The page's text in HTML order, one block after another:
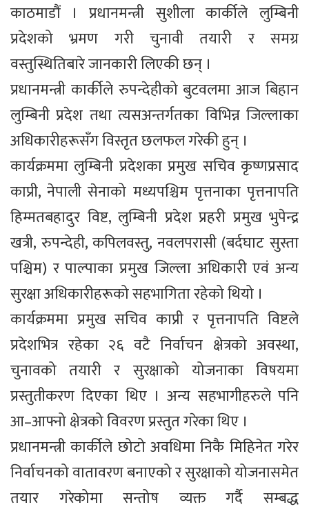
काठमाडौं । प्रधानमन्त्री सुशीला कार्कीले लुम्बिनी
प्रदेशको भ्रमण गरी चुनावी तयारी र समग्र
वस्तुस्थितिबारे जानकारी लिएकी छन् ।
प्रधानमन्त्री कार्कीले रुपन्देहीको बुटवलमा आज बिहान
लुम्बिनी प्रदेश तथा त्यसअन्तर्गतका विभिन्न जिल्लाका
अधिकारीहरूसँग विस्तृत छलफल गरेकी हुन् ।
कार्यक्रममा लुम्बिनी प्रदेशका प्रमुख सचिव कृष्णप्रसाद
काप्री, नेपाली सेनाको मध्यपश्चिम पृत्तनाका पृत्तनापति
हिम्मतबहादुर विष्ट, लुम्बिनी प्रदेश प्रहरी प्रमुख भुपेन्द्र
खत्री, रुपन्देही, कपिलवस्तु, नवलपरासी (बर्दघाट सुस्ता
पश्चिम) र पाल्पाका प्रमुख जिल्ला अधिकारी एवं अन्य
सुरक्षा अधिकारीहरूको सहभागिता रहेको थियो ।
कार्यक्रममा प्रमुख सचिव काप्री र पृत्तनापति विष्टले
प्रदेशभित्र रहेका २६ वटै निर्वाचन क्षेत्रको अवस्था,
चुनावको तयारी र सुरक्षाको योजनाका विषयमा
प्रस्तुतीकरण दिएका थिए । अन्य सहभागीहरुले पनि
आ–आफ्नो क्षेत्रको विवरण प्रस्तुत गरेका थिए ।
प्रधानमन्त्री कार्कीले छोटो अवधिमा निकै मिहिनेत गरेर
निर्वाचनको वातावरण बनाएको र सुरक्षाको योजनासमेत
तयार गरेकोमा सन्तोष व्यक्त गर्दै सम्बद्ध